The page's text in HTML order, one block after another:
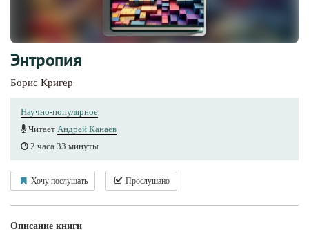
Энтропия
Борис Кригер
Научно-популярное
Читает Андрей Канаев
2 часа 33 минуты
Хочу послушать Прослушано
Описание книги